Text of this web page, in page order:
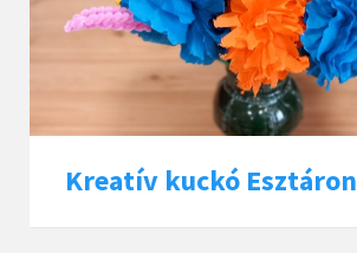
Kreatív kuckó Esztáron